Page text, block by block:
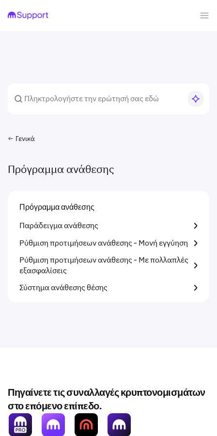
Γενικά
Πρόγραμμα ανάθεσης
Πρόγραμμα ανάθεσης
Παράδειγμα ανάθεσης
Ρύθμιση προτιμήσεων ανάθεσης - Μονή εγγύηση
Ρύθμιση προτιμήσεων ανάθεσης - Με πολλαπλές
εξασφαλίσεις
Σύστημα ανάθεσης θέσης
Πηγαίνετε τις συναλλαγές κρυπτονομισμάτων
στο επόμενο επίπεδο.